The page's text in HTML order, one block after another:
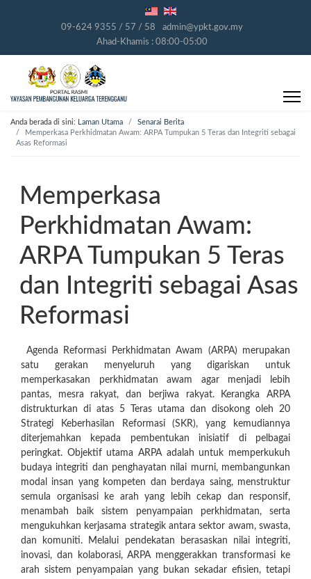
09-624 9355 / 57 / 58
admin@ypkt.gov.my
Ahad-Khamis : 08:00-05:00
Anda berada di sini: Laman Utama
Senarai Berita
Memperkasa Perkhidmatan Awam: ARPA Tumpukan 5 Teras dan Integriti sebagai
Asas Reformasi
Memperkasa
Perkhidmatan Awam:
ARPA Tumpukan 5 Teras
dan Integriti sebagai Asas
Reformasi
Agenda Reformasi Perkhidmatan Awam (ARPA) merupakan
satu gerakan menyeluruh yang digariskan untuk
memperkasakan perkhidmatan awam agar menjadi lebih
pantas, mesra rakyat, dan berjiwa rakyat. Kerangka ARPA
distrukturkan di atas 5 Teras utama dan disokong oleh 20
Strategi Keberhasilan Reformasi (SKR), yang kemudiannya
diterjemahkan kepada pembentukan inisiatif di pelbagai
peringkat. Objektif utama ARPA adalah untuk memperkukuh
budaya integriti dan penghayatan nilai murni, membangunkan
modal insan yang kompeten dan berdaya saing, menstruktur
semula organisasi ke arah yang lebih cekap dan responsif,
menambah baik sistem penyampaian perkhidmatan, serta
mengukuhkan kerjasama strategik antara sektor awam, swasta,
dan komuniti. Melalui pendekatan berasaskan nilai integriti,
inovasi, dan kolaborasi, ARPA menggerakkan transformasi ke
arah sistem penyampaian yang bukan sekadar efisien, tetapi